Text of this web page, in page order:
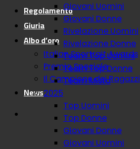
Regolamento
Giuria
Albo d’oro
Italian Sportrait Awards
Premio Speciale
Il Campione dei Ragazzi
News
Giovani Uomini
Giovani Donne
Rivelazione Uomini
Rivelazione Donne
Team Top Uomini
Team Top Donne
Team Misto
2025
Top Uomini
Top Donne
Giovani Donne
Giovani Uomini